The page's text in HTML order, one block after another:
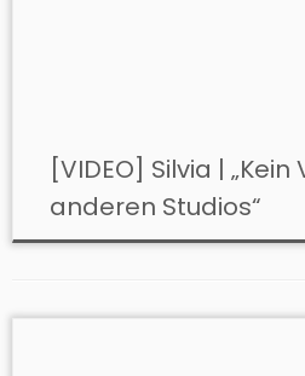
[VIDEO] Silvia |
anderen Studios“